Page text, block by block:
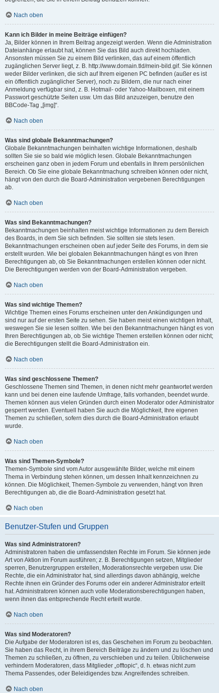
Nach oben
Kann ich Bilder in meine Beiträge einfügen?
Ja, Bilder können in Ihrem Beitrag angezeigt werden. Wenn die Administration
Dateianhänge erlaubt hat, können Sie das Bild auch direkt hochladen.
Ansonsten müssen Sie zu einem Bild verlinken, das auf einem öffentlich
zugänglichen Server liegt, z. B. http://www.domain.tld/mein-bild.gif. Sie können
weder Bilder verlinken, die sich auf Ihrem eigenen PC befinden (außer es ist
ein öffentlich zugänglicher Server), noch zu Bildern, die nur nach einer
Anmeldung verfügbar sind, z. B. Hotmail- oder Yahoo-Mailboxen, mit einem
Passwort geschützte Seiten usw. Um das Bild anzuzeigen, benutze den
BBCode-Tag „[img]“.
Nach oben
Was sind globale Bekanntmachungen?
Globale Bekanntmachungen beinhalten wichtige Informationen, deshalb
sollten Sie sie so bald wie möglich lesen. Globale Bekanntmachungen
erscheinen ganz oben in jedem Forum und ebenfalls in Ihrem persönlichen
Bereich. Ob Sie eine globale Bekanntmachung schreiben können oder nicht,
hängt von den durch die Board-Administration vergebenen Berechtigungen
ab.
Nach oben
Was sind Bekanntmachungen?
Bekanntmachungen beinhalten meist wichtige Informationen zu dem Bereich
des Boards, in dem Sie sich befinden. Sie sollten sie stets lesen.
Bekanntmachungen erscheinen oben auf jeder Seite des Forums, in dem sie
erstellt wurden. Wie bei globalen Bekanntmachungen hängt es von Ihren
Berechtigungen ab, ob Sie Bekanntmachungen erstellen können oder nicht.
Die Berechtigungen werden von der Board-Administration vergeben.
Nach oben
Was sind wichtige Themen?
Wichtige Themen eines Forums erscheinen unter den Ankündigungen und
sind nur auf der ersten Seite zu sehen. Sie haben meist einen wichtigen Inhalt,
weswegen Sie sie lesen sollten. Wie bei den Bekanntmachungen hängt es von
Ihren Berechtigungen ab, ob Sie wichtige Themen erstellen können oder nicht;
die Berechtigungen stellt die Board-Administration ein.
Nach oben
Was sind geschlossene Themen?
Geschlossene Themen sind Themen, in denen nicht mehr geantwortet werden
kann und bei denen eine laufende Umfrage, falls vorhanden, beendet wurde.
Themen können aus vielen Gründen durch einen Moderator oder Administrator
gesperrt werden. Eventuell haben Sie auch die Möglichkeit, Ihre eigenen
Themen zu schließen, sofern dies durch die Board-Administration erlaubt
wurde.
Nach oben
Was sind Themen-Symbole?
Themen-Symbole sind vom Autor ausgewählte Bilder, welche mit einem
Thema in Verbindung stehen können, um dessen Inhalt kennzeichnen zu
können. Die Möglichkeit, Themen-Symbole zu verwenden, hängt von Ihren
Berechtigungen ab, die die Board-Administration gesetzt hat.
Nach oben
Benutzer-Stufen und Gruppen
Was sind Administratoren?
Administratoren haben die umfassendsten Rechte im Forum. Sie können jede
Art von Aktion im Forum ausführen; z. B. Berechtigungen setzen, Mitglieder
sperren, Benutzergruppen erstellen, Moderationsrechte vergeben usw. Die
Rechte, die ein Administrator hat, sind allerdings davon abhängig, welche
Rechte ihnen ein Gründer des Forums oder ein anderer Administrator erteilt
hat. Administratoren können auch volle Moderationsberechtigungen haben,
wenn ihnen das entsprechende Recht erteilt wurde.
Nach oben
Was sind Moderatoren?
Die Aufgabe der Moderatoren ist es, das Geschehen im Forum zu beobachten.
Sie haben das Recht, in ihrem Bereich Beiträge zu ändern und zu löschen und
Themen zu schließen, zu öffnen, zu verschieben und zu teilen. Üblicherweise
verhindern Moderatoren, dass Mitglieder „offtopic“, d. h. etwas nicht zum
Thema Passendes, oder Beleidigendes bzw. Angreifendes schreiben.
Nach oben